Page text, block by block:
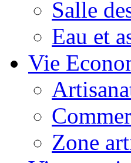
Salle
Eau et
Vie
Zone